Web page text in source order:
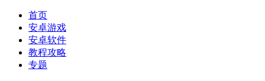
首页
安卓游戏
安卓软件
教程攻略
专题